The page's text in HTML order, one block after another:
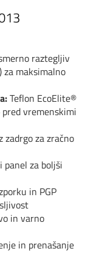
raztegljiv
za maksimalno
Teflon EcoElite®
vremenskimi
zadrgo za zračno
panel za boljši
in PGP
in varno
in prenašanje